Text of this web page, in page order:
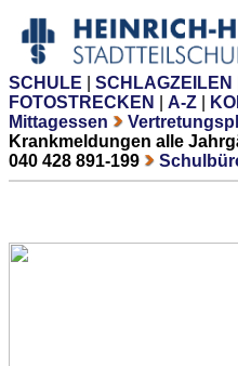
SCHULE SCHLAGZEILEN
FOTOSTRECKEN
A-Z
Mittagessen
Krankmeldungen alle
040 428 891-199